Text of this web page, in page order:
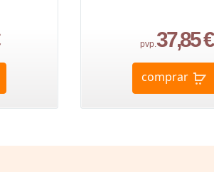
pvp.37,85 €
comprar